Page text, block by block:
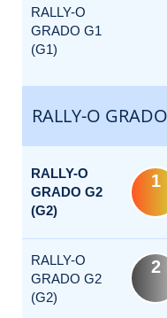
RALLY-O
GRADO G1
(G1)
RALLY-O
RALLY-O
GRADO G2
(G2)
1
RALLY-O
GRADO G2
(G2)
2